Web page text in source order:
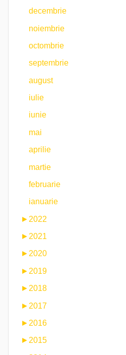
decembrie
noiembrie
octombrie
septembrie
august
iulie
iunie
mai
aprilie
martie
februarie
ianuarie
► 2022
► 2021
►2020
► 2019
► 2018
► 2017
► 2016
► 2015